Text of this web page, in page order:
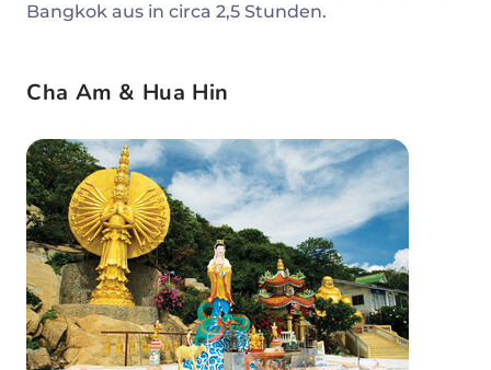
Bangkok aus in circa 2,5 Stunden.
Cha Am & Hua Hin